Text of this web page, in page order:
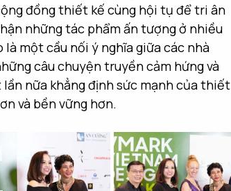
đồng thiết kế cùng hội tụ để tri ân
những tác phẩm ấn tượng ở nhiều
một cầu nối ý nghĩa giữa các nhà
câu chuyện truyền cảm hứng và
nữa khẳng định sức mạnh của thiết
và bền vững hơn.